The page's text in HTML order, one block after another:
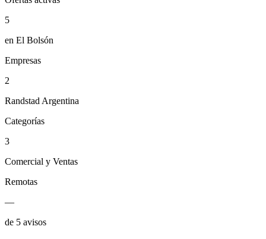
5
en El Bolsón
Empresas
2
Randstad Argentina
Categorías
3
Comercial y Ventas
Remotas
—
de 5 avisos